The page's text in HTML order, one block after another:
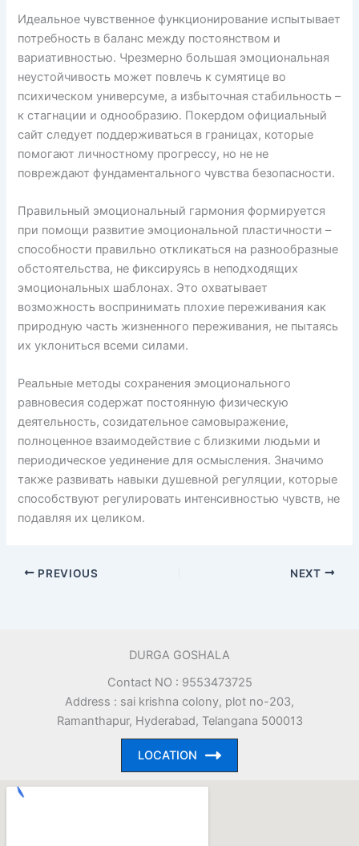
Идеальное чувственное функционирование испытывает
потребность в баланс между постоянством и
вариативностью. Чрезмерно большая эмоциональная
неустойчивость может повлечь к сумятице во
психическом универсуме, а избыточная стабильность –
к стагнации и однообразию. Покердом официальный
сайт следует поддерживаться в границах, которые
помогают личностному прогрессу, но не не
повреждают фундаментального чувства безопасности.
Правильный эмоциональный гармония формируется
при помощи развитие эмоциональной пластичности –
способности правильно откликаться на разнообразные
обстоятельства, не фиксируясь в неподходящих
эмоциональных шаблонах. Это охватывает
возможность воспринимать плохие переживания как
природную часть жизненного переживания, не пытаясь
их уклониться всеми силами.
Реальные методы сохранения эмоционального
равновесия содержат постоянную физическую
деятельность, созидательное самовыражение,
полноценное взаимодействие с близкими людьми и
периодическое уединение для осмысления. Значимо
также развивать навыки душевной регуляции, которые
способствуют регулировать интенсивностью чувств, не
подавляя их целиком.
PREVIOUS NEXT
DURGA GOSHALA
Contact NO : 9553473725
Address : sai krishna colony, plot no-203,
Ramanthapur, Hyderabad, Telangana 500013
LOCATION